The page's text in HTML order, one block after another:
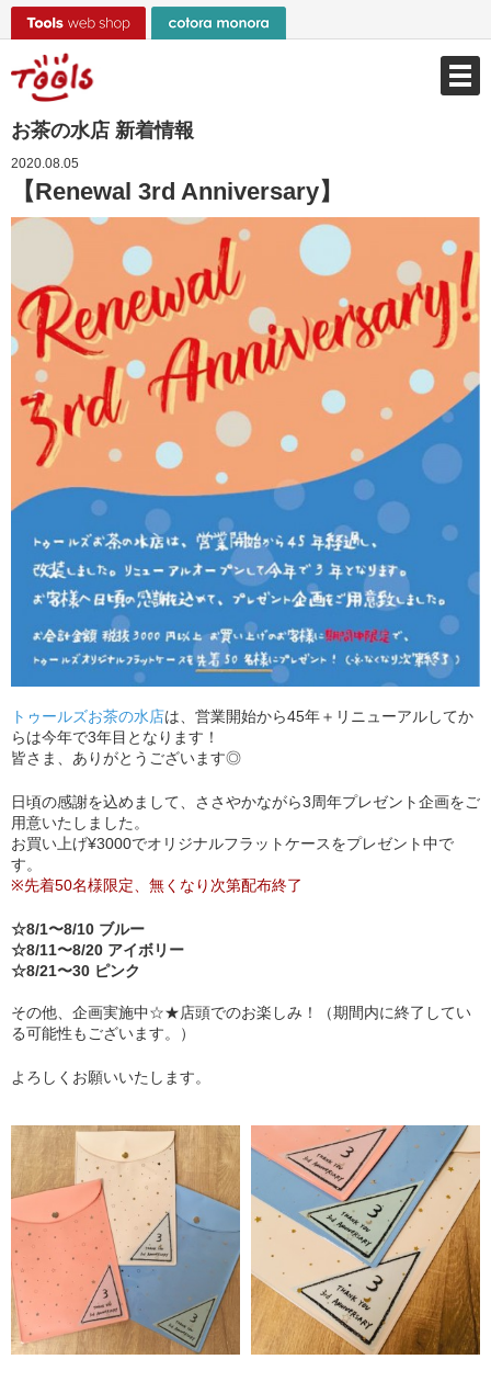
お茶の水店 新着情報
2020.08.05
【Renewal 3rd Anniversary】
トゥールズお茶の水店は、営業開始から45年＋リニューアルしてか
らは今年で3年目となります！
皆さま、ありがとうございます◎
日頃の感謝を込めまして、ささやかながら3周年プレゼント企画をご
用意いたしました。
お買い上げ¥3000でオリジナルフラットケースをプレゼント中で
す。
※先着50名様限定、無くなり次第配布終了
☆8/1〜8/10 ブルー
☆8/11〜8/20 アイボリー
☆8/21〜30 ピンク
その他、企画実施中☆★店頭でのお楽しみ！（期間内に終了してい
る可能性もございます。）
よろしくお願いいたします。